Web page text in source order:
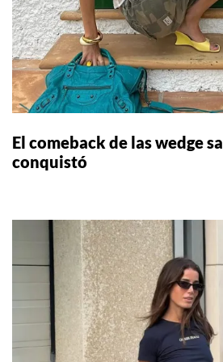
El comeback de las wedge
conquistó